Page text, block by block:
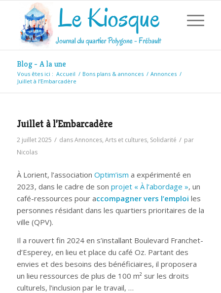
Blog - A la une
Vous êtes ici : Accueil / Bons plans & annonces / Annonces /
Juillet à l’Embarcadère
Juillet à l’Embarcadère
2 juillet 2025 / dansAnnonces, Arts et cultures, Solidarité / par
Nicolas
À Lorient, l’association Optim’ism a expérimenté en
2023, dans le cadre de son projet « À l’abordage », un
café-ressources pour accompagner vers l’emploi les
personnes résidant dans les quartiers prioritaires de la
ville (QPV).
Il a rouvert fin 2024 en s’installant Boulevard Franchet-
d’Esperey, en lieu et place du café Oz. Partant des
envies et des besoins des bénéficiaires, il proposera
un lieu ressources de plus de 100 m² sur les droits
culturels, l’inclusion par le travail, …